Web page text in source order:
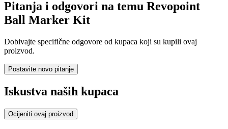
Pitanja i odgovori na temu Revopoint
Ball Marker Kit
Dobivajte specifične odgovore od kupaca koji su kupili ovaj
proizvod.
Postavite novo pitanje
Iskustva naših kupaca
Ocijeniti ovaj proizvod